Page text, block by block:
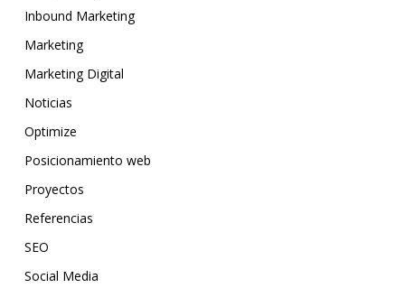
Inbound Marketing
Marketing
Marketing Digital
Noticias
Optimize
Posicionamiento web
Proyectos
Referencias
SEO
Social Media